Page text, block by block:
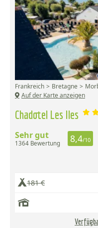
Chadotel Les Iles
Frankreich Bretagne
Auf der Karte anzeigen
Sehr gut
1364 Bewertung 8,4/10
181 €